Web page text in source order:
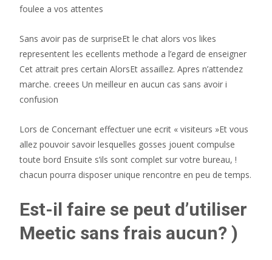
foulee a vos attentes
Sans avoir pas de surpriseEt le chat alors vos likes
representent les ecellents methode a l’egard de enseigner
Cet attrait pres certain AlorsEt assaillez. Apres n’attendez
marche. creees Un meilleur en aucun cas sans avoir i
confusion
Lors de Concernant effectuer une ecrit « visiteurs »Et vous
allez pouvoir savoir lesquelles gosses jouent compulse
toute bord Ensuite s’ils sont complet sur votre bureau, !
chacun pourra disposer unique rencontre en peu de temps.
Est-il faire se peut d’utiliser
Meetic sans frais aucun? )